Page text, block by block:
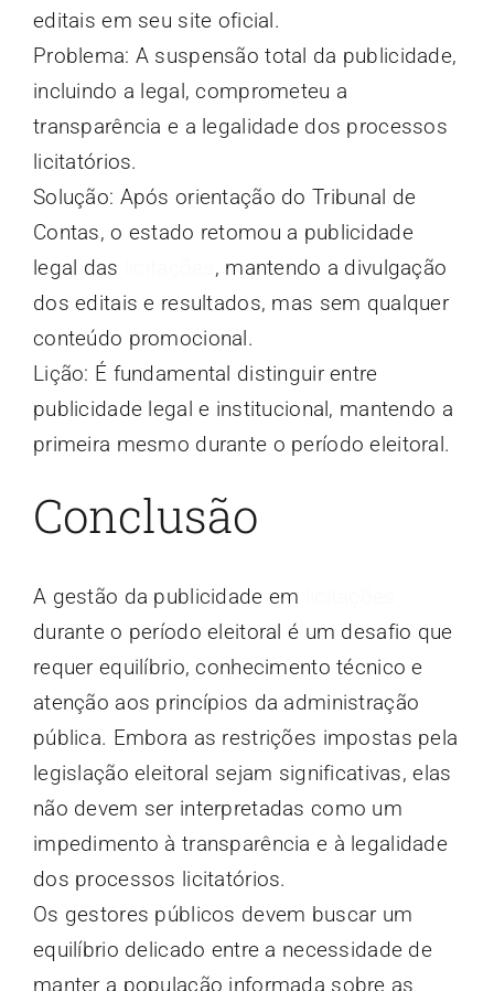
editais em seu site oficial.
Problema: A suspensão total da publicidade,
incluindo a legal, comprometeu a
transparência e a legalidade dos processos
licitatórios.
Solução: Após orientação do Tribunal de
Contas, o estado retomou a publicidade
legal das
, mantendo a divulgação
dos editais e resultados, mas sem qualquer
conteúdo promocional.
Lição: É fundamental distinguir entre
publicidade legal e institucional, mantendo a
primeira mesmo durante o período eleitoral.
Conclusão
A gestão da publicidade em
durante o período eleitoral é um desafio que
requer equilíbrio, conhecimento técnico e
atenção aos princípios da administração
pública. Embora as restrições impostas pela
legislação eleitoral sejam significativas, elas
não devem ser interpretadas como um
impedimento à transparência e à legalidade
dos processos licitatórios.
Os gestores públicos devem buscar um
equilíbrio delicado entre a necessidade de
manter a população informada sobre as